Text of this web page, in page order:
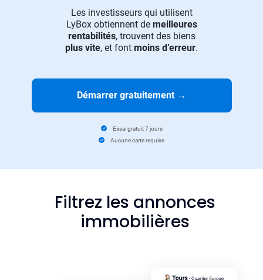
Les investisseurs qui utilisent
LyBox obtiennent de meilleures
rentabilités, trouvent des biens
plus vite, et font moins d’erreur.
Démarrer gratuitement →
Essai gratuit 7 jours
Aucune carte requise
Filtrez les annonces
immobilières